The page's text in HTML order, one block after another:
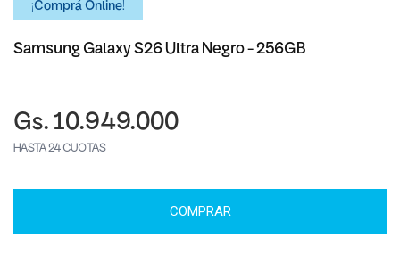
¡Comprá Online!
Samsung Galaxy S26 Ultra Negro - 256GB
Gs. 10.949.000
HASTA 24 CUOTAS
COMPRAR